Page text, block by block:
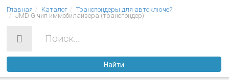
О нас
Оплата
Главная Каталог
Транспондеры для автоключей
JMD G чип иммобилайзера (транспондер)
Найти